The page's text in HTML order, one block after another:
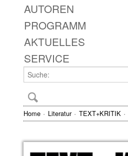
AUTOREN
PROGRAMM
AKTUELLES
SERVICE
Home Literatur TEXT+KRITIK